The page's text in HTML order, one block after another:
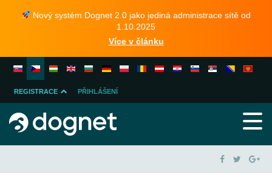
Nový systém Dognet 2.0 jako jediná administrace sítě od
1.10.2025
Více v článku
REGISTRACE
INZERENTA
PŘIHLÁŠENÍ